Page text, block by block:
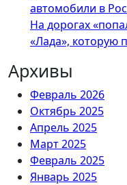
автомобили в
На дорогах
«Лада», которую
Архивы
Февраль 2026
Октябрь 2025
Апрель 2025
Март 2025
Февраль 2025
Январь 2025